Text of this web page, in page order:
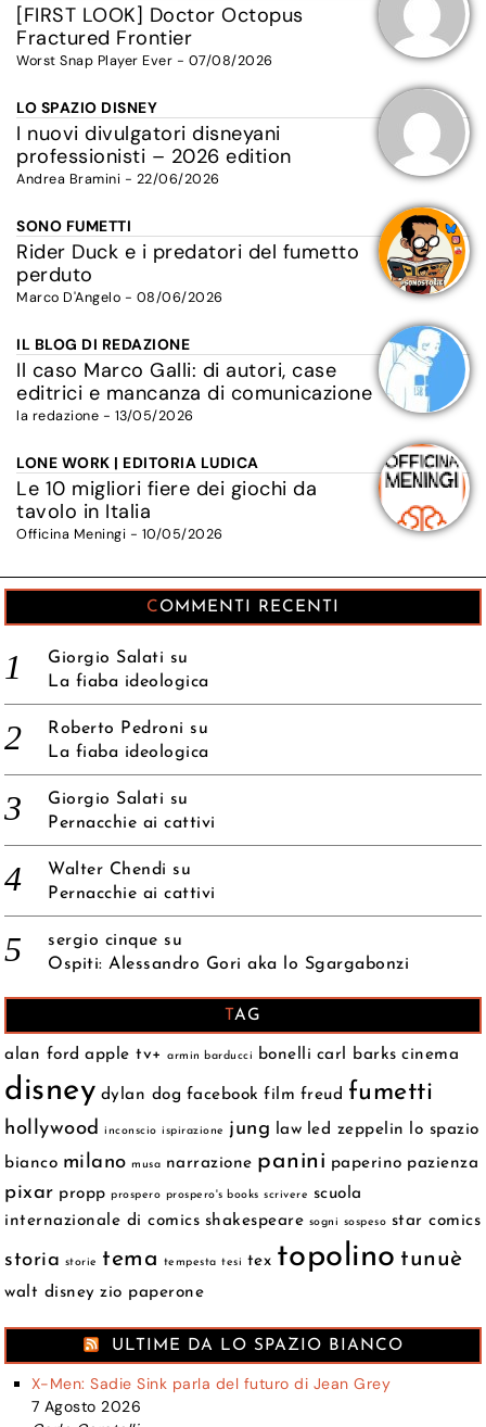
[FIRST LOOK] Doctor Octopus
Fractured Frontier
Worst Snap Player Ever - 07/08/2026
LO SPAZIO DISNEY
I nuovi divulgatori disneyani
professionisti – 2026 edition
Andrea Bramini - 22/06/2026
SONO FUMETTI
Rider Duck e i predatori del fumetto
perduto
Marco D'Angelo - 08/06/2026
IL BLOG DI REDAZIONE
Il caso Marco Galli: di autori, case
editrici e mancanza di comunicazione
la redazione - 13/05/2026
LONE WORK | EDITORIA LUDICA
Le 10 migliori fiere dei giochi da
tavolo in Italia
Officina Meningi - 10/05/2026
COMMENTI RECENTI
Giorgio Salati su
La fiaba ideologica
Roberto Pedroni su
La fiaba ideologica
Giorgio Salati su
Pernacchie ai cattivi
Walter Chendi su
Pernacchie ai cattivi
sergio cinque su
Ospiti: Alessandro Gori aka lo Sgargabonzi
TAG
alan ford apple tv+ armin barducci bonelli carl barks cinema
disney dylan dog facebook film freud fumetti
hollywood inconscio ispirazione jung law led zeppelin
lo spazio
bianco milano musa narrazione panini paperino pazienza
pixar propp prospero prospero's books scrivere
scuola
internazionale di comics shakespeare sogni sospeso star comics
storia storie tema tempesta tesi tex topolino tunuè
walt disney zio paperone
ULTIME DA LO SPAZIO BIANCO
X-Men: Sadie Sink parla del futuro di Jean Grey
7 Agosto 2026